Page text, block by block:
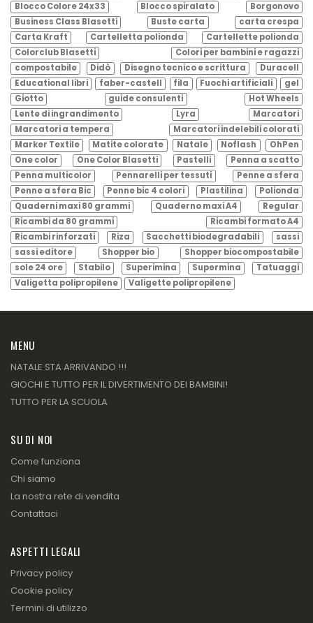
Blocco Colore 24x33
Blocco spiralato
Borgonovo
Business Class Blasetti
Buste carta
carta crespa
Carta Kraft
Cartelletta polionda
Cartellette polionda
Colorclub Blasetti
Colori per bambini e ragazzi
compostabile
Didò Disegno tecnico e scrittura
Duracell
Educational libri
faber-castell fila Fuochi artificiali
gel
Giotto
guide consulenti
Hot Wheels
Lente di ingrandimento
Lyra
Marcatori
Marcatori a tempera
Marcatori indelebili colorati
Marker Textile
Matite colorate Natale Noflash
OhPen
One color
One Color Blasetti Pastelli
Penna a scatto
Penna multicolor
Pennarelli per tessuti
Penne a sfera
Penne a sfera Bic
Penne bic 4 colori Plastilina
Polionda
Quaderni maxi 80 grammi
Quaderno maxi A4
Regular
Ricambi da 80 grammi
Ricambi formato A4
Ricambi rinforzati
Riza Sacchetti biodegradabili
sassi
sassi editore
Shopper bio
Shopper biocompostabile
sole 24 ore
Stabilo Superimina Supermina
Tatuaggi
Valigetta polipropilene
Valigette polipropilene
MENU
NATALE STA ARRIVANDO !!!
GIOCHI E TUTTO PER IL DIVERTIMENTO DEI BAMBINI!
TUTTO PER LA SCUOLA
SU DI NOI
Come funziona
Chi siamo
La nostra rete di vendita
Contattaci
ASPETTI LEGALI
Privacy policy
Cookie policy
Termini di utilizzo